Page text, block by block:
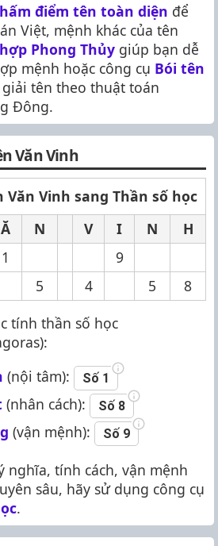
điểm tên toàn diện để
Việt, mệnh khác của tên
Phong Thủy giúp bạn dễ
mệnh hoặc công cụ Bói tên
giải tên theo thuật toán
Đông.
Văn Vinh
Vinh sang Thần số học
Ă N V I N H
1 9
5 4 5
8
tính thần số học
(nội tâm): Số 1
(nhân cách): Số 8
(vận mệnh): Số 9
nghĩa, tính cách, vận mệnh
sâu, hãy sử dụng công cụ
.